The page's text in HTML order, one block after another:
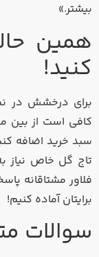
بیشتر.»
همین
کنید!
برای درخشش در
کافی است از بین
سبد خرید اضافه
تاج گل خاص نیاز
فلاور مشتاقانه
برایتان آماده کنیم!
سوالات